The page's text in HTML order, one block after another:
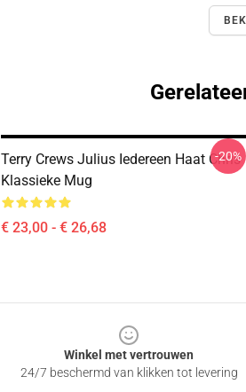
Terry Crews Julius Iedereen Haat Chris
Klassieke Mug
€ 23,00 - € 26,68
-20%
Winkel met vertrouwen
24/7 beschermd van klikken tot levering